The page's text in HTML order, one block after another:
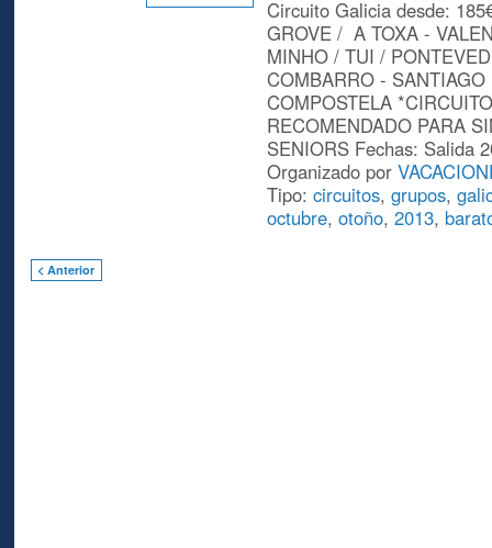
Circuito Galicia desde:
GROVE / A TOXA -
MINHO / TUI /
COMBARRO - SANTIAGO
COMPOSTELA *CIRCUITO
RECOMENDADO PARA
SENIORS Fechas: Salida
Organizado por
Tipo: circuitos, grupos,
octubre, otoño, 2013,
< Anterior